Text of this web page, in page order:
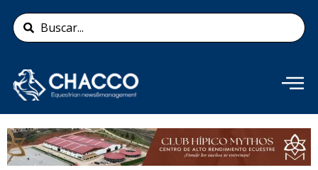
contenido
Search
...
Añade aquí tu texto de
cabecera